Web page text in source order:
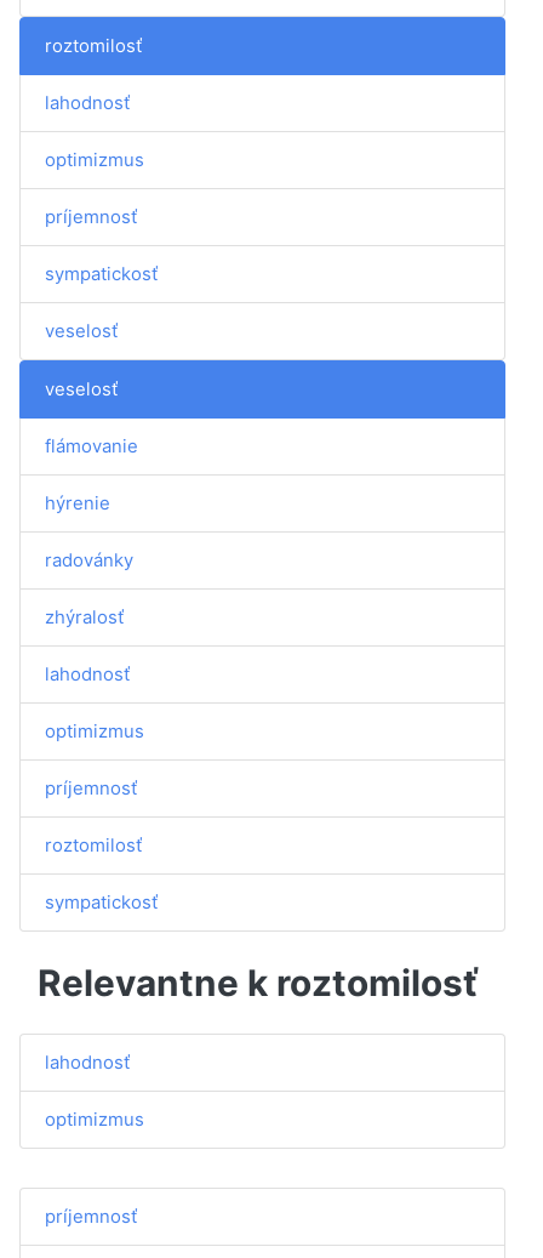
roztomilosť
lahodnosť
optimizmus
príjemnosť
sympatickosť
veselosť
veselosť
flámovanie
hýrenie
radovánky
zhýralosť
lahodnosť
optimizmus
príjemnosť
roztomilosť
sympatickosť
Relevantne k roztomilosť
lahodnosť
optimizmus
príjemnosť